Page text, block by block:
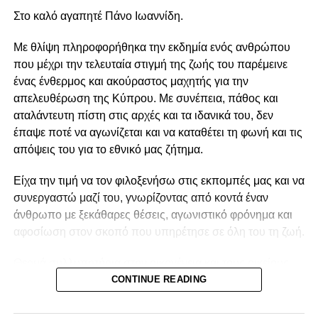
χώρας, πριν από περισσότερα από τρία χρόνια, ο
διεθνούς ενδιαφέροντος για το Κυπριακό. Παρά τη διεθνή
αναταραχή που προκάλεσαν οι δύο πόλεμοι, στην
Ουκρανία και στη Μέση Ανατολή, καταφέραμε να
τερματίσουμε το επταετές τέλμα, όπως δημόσια έχει
αναφέρει και ο ίδιος ο Γενικός Γραμματέας των Ηνωμένων
Εθνών», δήλωσε ο κ. Αντωνίου.
εξέλιξη, σημείωσε ότι αυτή ξεκίνησε έπειτα από τις
προσπάθειες της κυβέρνησης και την αναγνώριση από τη
διεθνή κοινότητα της πολιτικής της βούλησης,
επισημαίνοντας ότι η πρωτοβουλία αυτή «δεν είναι άσχετη
αναβαθμίζει την Κυπριακή Δημοκρατία και την καθιστά
αξιόπιστο διεθνή εταίρο».
Στο καλό αγαπητέ Πάνο Ιωαννίδη.
Με θλίψη πληροφορήθηκα την εκδημία ενός ανθρώπου
που μέχρι την τελευταία στιγμή της ζωής του παρέμεινε
ένας ένθερμος και ακούραστος μαχητής για την
απελευθέρωση της Κύπρου. Με συνέπεια, πάθος και
αταλάντευτη πίστη στις αρχές και τα ιδανικά του, δεν
έπαψε ποτέ να αγωνίζεται και να καταθέτει τη φωνή και τις
απόψεις του για το εθνικό μας ζήτημα.
Είχα την τιμή να τον φιλοξενήσω στις εκπομπές μας και να
συνεργαστώ μαζί του, γνωρίζοντας από κοντά έναν
άνθρωπο με ξεκάθαρες θέσεις, αγωνιστικό φρόνημα και
αφοσίωση στον σκοπό που υπηρέτησε σε όλη του τη ζωή.
Αιωνία του η μνήμη.
CONTINUE READING